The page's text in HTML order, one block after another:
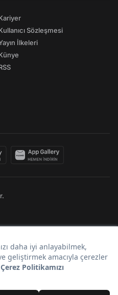
Sözleşmesi
İlkeleri